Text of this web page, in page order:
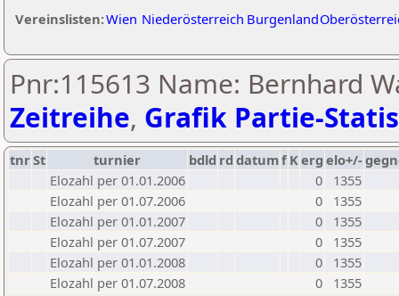
Vereinslisten:Wien Niederösterreich Burgenland
Pnr:115613 Name: Bernhard
Zeitreihe, Grafik Partie-
tnrSt turnier bdld rd datumf Kerg elo+/-
Elozahl per 01.01.2006
0
1355
Elozahl per 01.07.2006
0
1355
Elozahl per 01.01.2007
0
1355
Elozahl per 01.07.2007
0
1355
Elozahl per 01.01.2008
0
1355
Elozahl per 01.07.2008
0 1355